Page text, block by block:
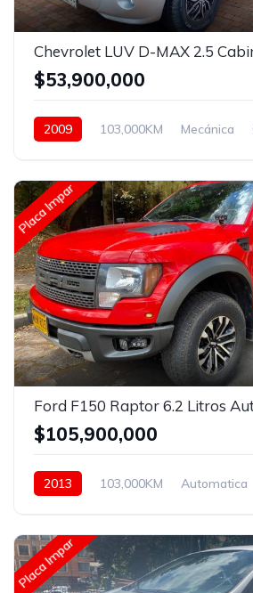
$53,900,000
2009 103,000KM Mecánica
Placa Impar
Ford F150 Raptor 6.2 Litros
$105,900,000
2013 103,000KM Automatica
Placa Impar